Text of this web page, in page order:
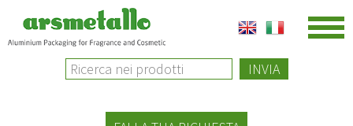
INVIA